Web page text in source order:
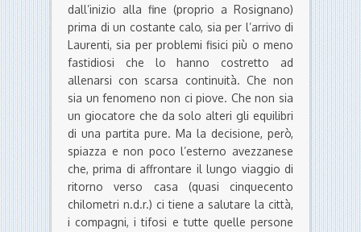
dall’inizio alla fine (proprio a Rosignano)
prima di un costante calo, sia per l’arrivo di
Laurenti, sia per problemi fisici più o meno
fastidiosi che lo hanno costretto ad
allenarsi con scarsa continuità. Che non
sia un fenomeno non ci piove. Che non sia
un giocatore che da solo alteri gli equilibri
di una partita pure. Ma la decisione, però,
spiazza e non poco l’esterno avezzanese
che, prima di affrontare il lungo viaggio di
ritorno verso casa (quasi cinquecento
chilometri n.d.r.) ci tiene a salutare la città,
i compagni, i tifosi e tutte quelle persone